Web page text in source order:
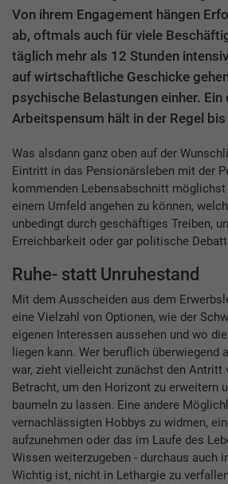
Von ihrem Engagement hängen
ab, oftmals auch für viele
täglich mehr als 12 Stunden
auf wirtschaftliche Geschicke
psychische Belastungen einher. Ein
Arbeitspensum hält in der Regel
Was alsdann ganz oben auf der
Eintritt in das Pensionärsleben mit der
kommenden Lebensabschnitt
einem Umfeld angehen zu können,
unbedingt durch geschäftiges Treiben,
Erreichbarkeit oder gar politische
Ruhe- statt Unruhestand
Mit dem Ausscheiden aus dem
eine Vielzahl von Optionen, wie der
eigenen Interessen aussehen und wo
liegen kann. Wer beruflich überwiegend
war, zieht vielleicht zunächst den Antritt
Betracht, um den Horizont zu erweitern
baumeln zu lassen. Eine andere
vernachlässigten Hobbys zu widmen,
aufzunehmen oder das im Laufe des
Wissen weiterzugeben - durchaus auch
Wichtig ist, nicht in Lethargie zu